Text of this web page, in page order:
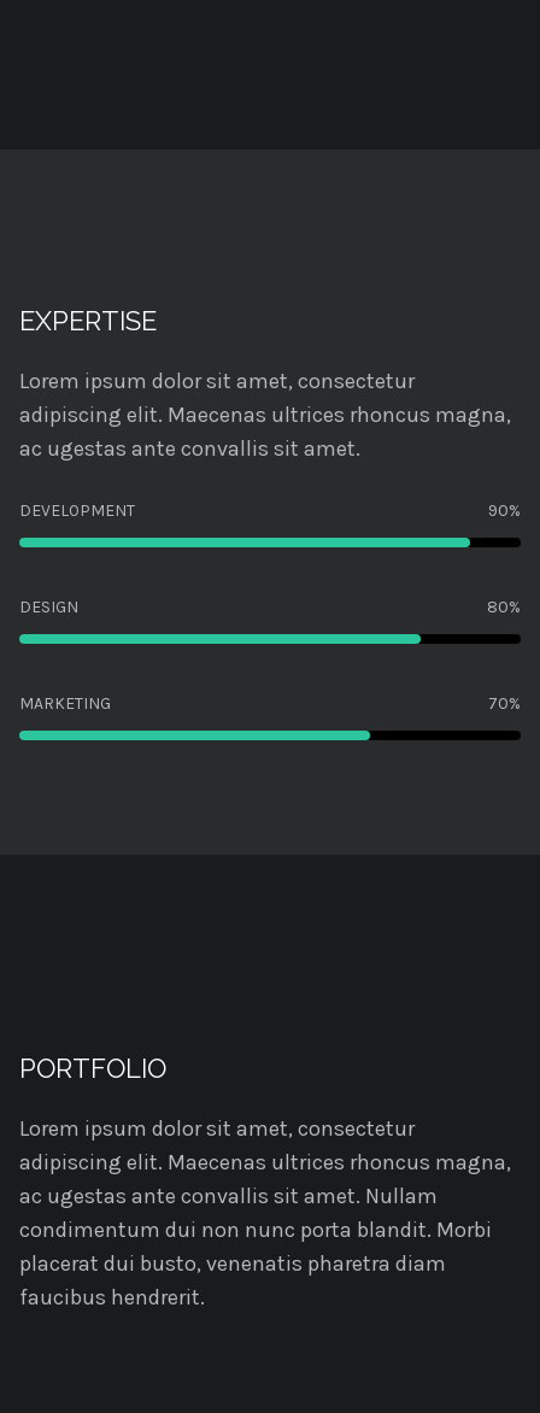
EXPERTISE
Lorem ipsum dolor sit amet, consectetur
adipiscing elit. Maecenas ultrices rhoncus magna,
ac ugestas ante convallis sit amet.
DEVELOPMENT 90%
DESIGN 80%
MARKETING 70%
PORTFOLIO
Lorem ipsum dolor sit amet, consectetur
adipiscing elit. Maecenas ultrices rhoncus magna,
ac ugestas ante convallis sit amet. Nullam
condimentum dui non nunc porta blandit. Morbi
placerat dui busto, venenatis pharetra diam
faucibus hendrerit.